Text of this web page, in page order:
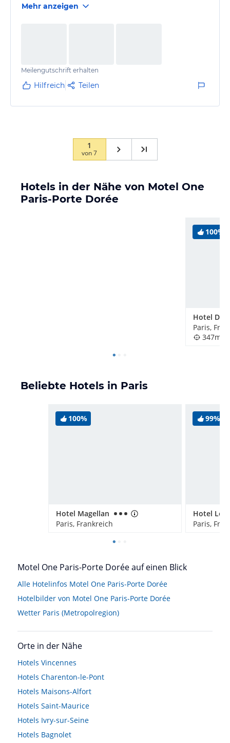
Mehr anzeigen
Meilengutschrift erhalten
Hilfreich Teilen
1
von7
Hotels in der Nähe von Motel One
Paris-Porte Dorée
100%
Paris,
347m
Beliebte Hotels in Paris
100%
Hotel Magellan
Paris, Frankreich
99%
Paris,
Motel One Paris-Porte Dorée auf einen Blick
Alle Hotelinfos Motel One Paris-Porte Dorée
Hotelbilder von Motel One Paris-Porte Dorée
Wetter Paris (Metropolregion)
Orte in der Nähe
Hotels Vincennes
Hotels Charenton-le-Pont
Hotels Maisons-Alfort
Hotels Saint-Maurice
Hotels Ivry-sur-Seine
Hotels Bagnolet